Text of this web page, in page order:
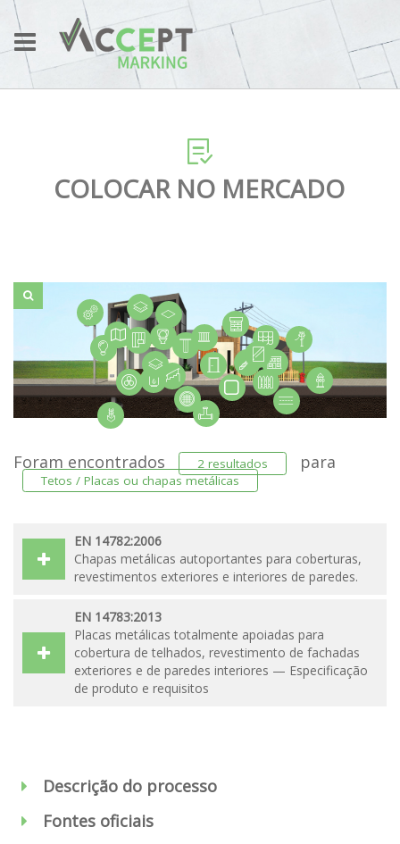
COLOCAR NO MERCADO
Foram encontrados 2 resultados para
Tetos / Placas ou chapas metálicas
EN 14782:2006
Chapas metálicas autoportantes para coberturas,
revestimentos exteriores e interiores de paredes.
EN 14783:2013
Placas metálicas totalmente apoiadas para
cobertura de telhados, revestimento de fachadas
exteriores e de paredes interiores — Especificação
de produto e requisitos
Descrição do processo
Fontes oficiais